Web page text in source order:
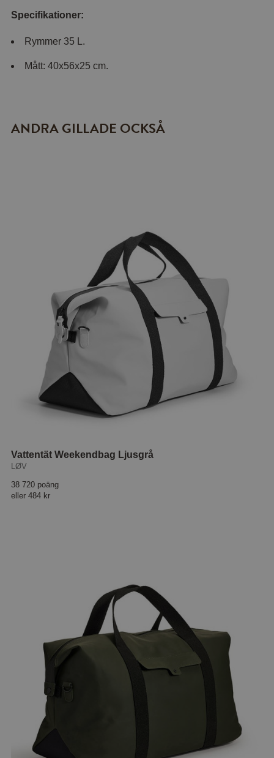
Specifikationer:
Rymmer 35 L.
Mått: 40x56x25 cm.
ANDRA GILLADE OCKSÅ
Vattentät Weekendbag Ljusgrå
LØV
38 720 poäng
eller 484 kr